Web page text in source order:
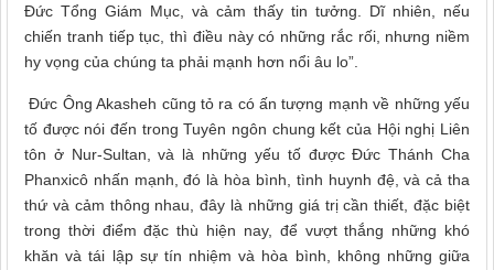
Đức Tổng Giám Mục, và cảm thấy tin tưởng. Dĩ nhiên, nếu
chiến tranh tiếp tục, thì điều này có những rắc rối, nhưng niềm
hy vọng của chúng ta phải mạnh hơn nổi âu lo”.
Đức Ông Akasheh cũng tỏ ra có ấn tượng mạnh về những yếu
tố được nói đến trong Tuyên ngôn chung kết của Hội nghị Liên
tôn ở Nur-Sultan, và là những yếu tố được Đức Thánh Cha
Phanxicô nhấn mạnh, đó là hòa bình, tình huynh đệ, và cả tha
thứ và cảm thông nhau, đây là những giá trị cần thiết, đặc biệt
trong thời điểm đặc thù hiện nay, để vượt thắng những khó
khăn và tái lập sự tín nhiệm và hòa bình, không những giữa